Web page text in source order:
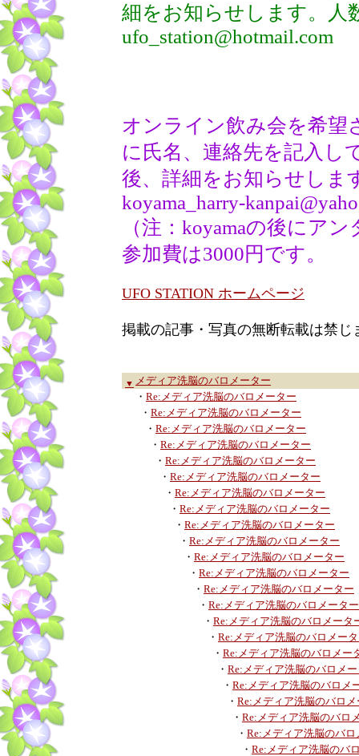
細をお知らせします。人
ufo_station@hotmail.com
オンライン飲み会を希望
に氏名、連絡先を記入し
後、詳細をお知らせしま
koyama_harry-
（注：koyamaの後にア
参加費は3000円です。
UFO STATION ホームページ
掲載の記事・写真の無断転載は禁じ
▼ メディア洗脳のバロメーター
・ Re:メディア洗脳のバロメーター
・ Re:メディア洗脳のバロメーター
・ Re:メディア洗脳のバロメーター
・ Re:メディア洗脳のバロメーター
・ Re:メディア洗脳のバロメーター
・ Re:メディア洗脳のバロメーター
・ Re:メディア洗脳のバロメーター
・ Re:メディア洗脳のバロメーター
・ Re:メディア洗脳のバロメーター
・ Re:メディア洗脳のバロメーター
・ Re:メディア洗脳のバロメーター
・ Re:メディア洗脳のバロメーター
・ Re:メディア洗脳のバロメーター
・ Re:メディア洗脳のバロメーター
・ Re:メディア洗脳のバロメータ
・ Re:メディア洗脳のバロメー
・ Re:メディア洗脳のバロメー
・ Re:メディア洗脳のバロメ
・ Re:メディア洗脳のバロメ
・ Re:メディア洗脳のバロ
・ Re:メディア洗脳のバロ
・ Re:メディア洗脳のバロ
・ Re:メディア洗脳のバ